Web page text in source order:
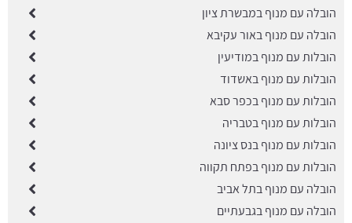
הובלה עם מנוף במבשרת ציון
הובלה עם מנוף באור עקיבא
הובלות עם מנוף במודיעין
הובלות עם מנוף באשדוד
הובלות עם מנוף בכפר סבא
הובלות עם מנוף בטבריה
הובלות עם מנוף בנס ציונה
הובלות עם מנוף בפתח תקווה
הובלה עם מנוף בתל אביב
הובלה עם מנוף בגבעתיים